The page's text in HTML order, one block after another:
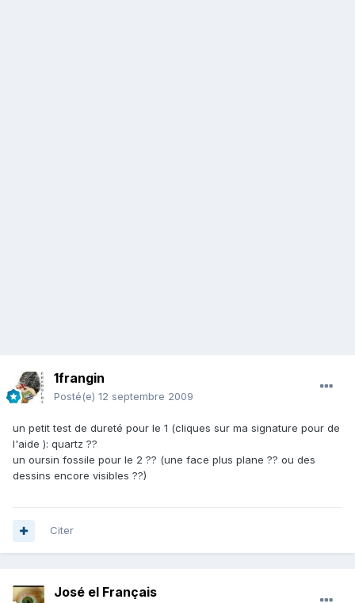
1frangin
Posté(e) 12 septembre 2009
un petit test de dureté pour le 1 (cliques sur ma signature pour de
l'aide ): quartz ??
un oursin fossile pour le 2 ?? (une face plus plane ?? ou des
dessins encore visibles ??)
Citer
José el Français